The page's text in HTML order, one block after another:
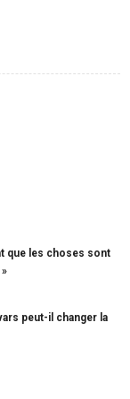
que les choses sont
peut-il changer la